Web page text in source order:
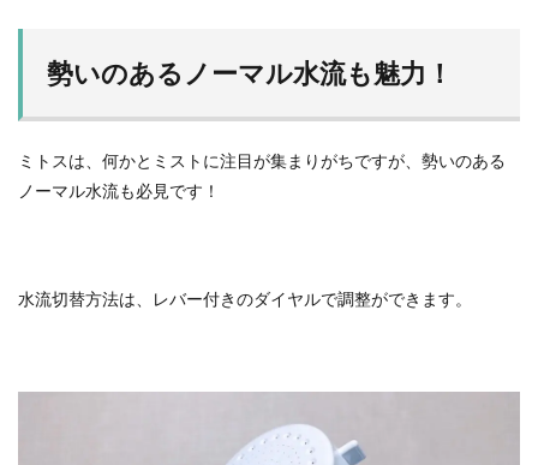
勢いのあるノーマル水流も魅力！
ミトスは、何かとミストに注目が集まりがちですが、勢いのある
ノーマル水流も必見です！
水流切替方法は、レバー付きのダイヤルで調整ができます。